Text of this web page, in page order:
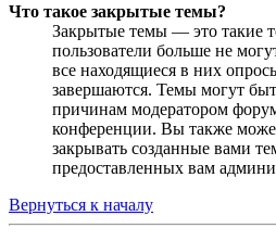
Что такое закрытые темы?
Закрытые темы — это такие
пользователи больше не
все находящиеся в них
завершаются. Темы могут
причинам модератором
конференции. Вы также
закрывать созданные вами
предоставленных вам
Вернуться к началу